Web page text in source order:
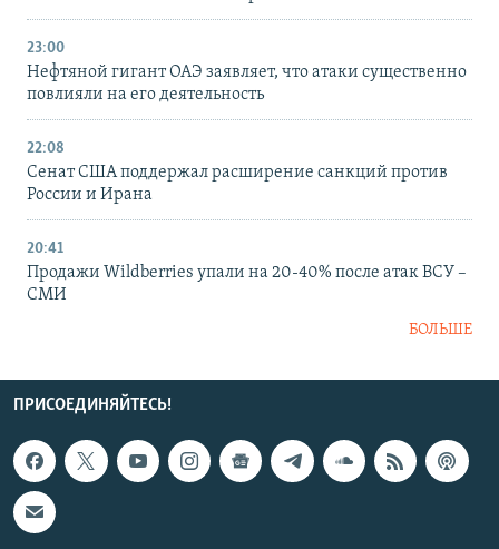
23:00
Нефтяной гигант ОАЭ заявляет, что атаки существенно
повлияли на его деятельность
22:08
Сенат США поддержал расширение санкций против
России и Ирана
20:41
Продажи Wildberries упали на 20-40% после атак ВСУ –
СМИ
БОЛЬШЕ
ПРИСОЕДИНЯЙТЕСЬ!